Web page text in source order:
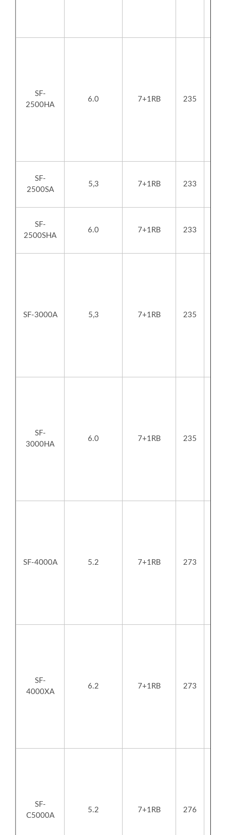
SF-
2500HA
6.0 7+1RB 235
SF-
2500SA
5,3 7+1RB 233
SF-
2500SHA
6.0 7+1RB 233
SF-3000A 5,3 7+1RB 235
SF-
3000HA
6.0 7+1RB 235
SF-4000A 5.2 7+1RB 273
SF-
4000XA
6.2 7+1RB 273
SF-
C5000A
5.2 7+1RB 276